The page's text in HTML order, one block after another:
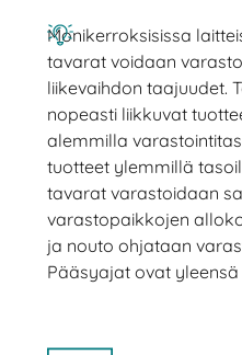
Monikerroksisissa
tavarat voidaan
liikevaihdon taajuudet.
nopeasti liikkuvat
alemmilla
tuotteet ylemmillä
tavarat varastoidaan
varastopaikkojen
ja nouto ohjataan
Pääsyajat ovat yleensä